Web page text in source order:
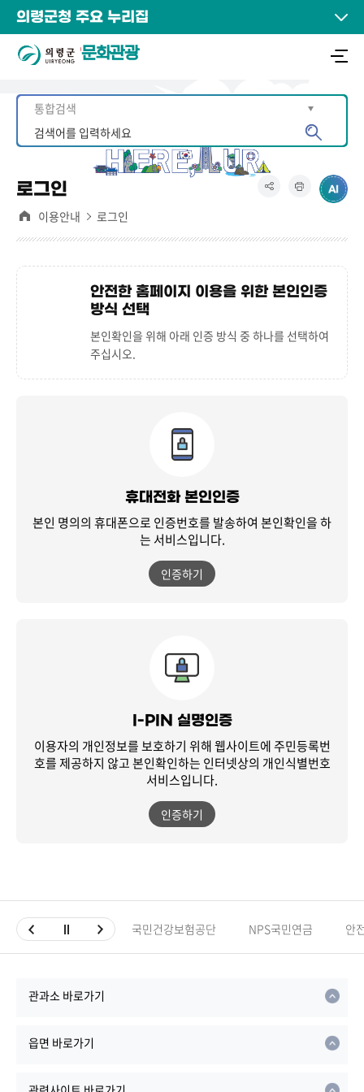
의령군청 주요 누리집
문화관광
로그인
이용안내 로그인
안전한 홈페이지 이용을 위한 본인인증
방식 선택
본인확인을 위해 아래 인증 방식 중 하나를 선택하여
주십시오.
휴대전화 본인인증
본인 명의의 휴대폰으로 인증번호를 발송하여 본인확인을 하
는 서비스입니다.
인증하기
I-PIN 실명인증
이용자의 개인정보를 보호하기 위해 웹사이트에 주민등록번
호를 제공하지 않고본인확인하는 인터넷상의 개인식별번호
서비스입니다.
인증하기
국민건강보험공단 NPS국민연금 안
관과소 바로가기
읍면 바로가기